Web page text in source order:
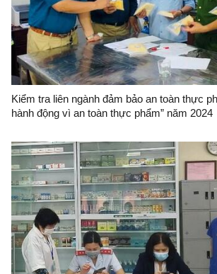
Kiểm tra liên ngành đảm bảo an toàn thực
hành động vì an toàn thực phẩm” năm 2024